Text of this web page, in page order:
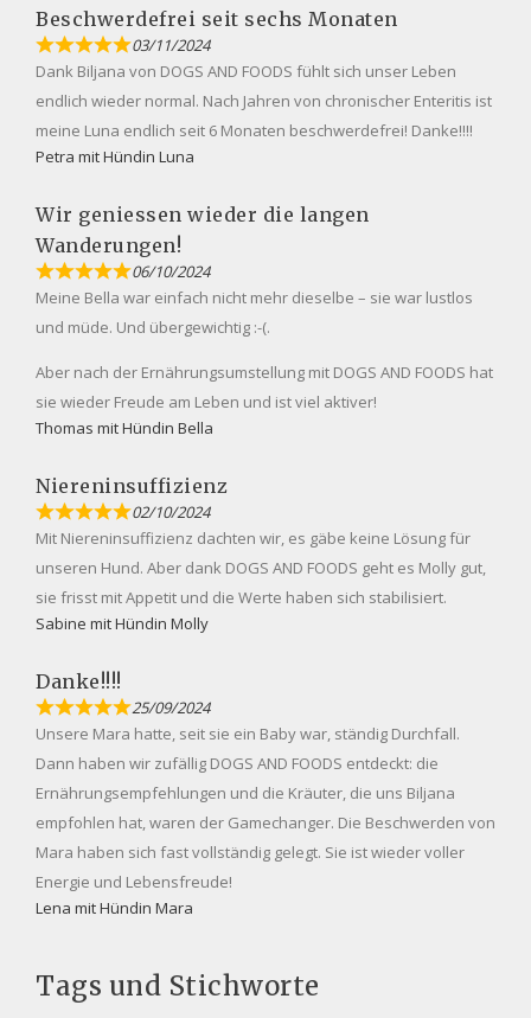
Beschwerdefrei seit sechs Monaten
03/11/2024
Dank Biljana von DOGS AND FOODS fühlt sich unser Leben
endlich wieder normal. Nach Jahren von chronischer Enteritis ist
meine Luna endlich seit 6 Monaten beschwerdefrei! Danke!!!!
Petra mit Hündin Luna
Wir geniessen wieder die langen
Wanderungen!
06/10/2024
Meine Bella war einfach nicht mehr dieselbe – sie war lustlos
und müde. Und übergewichtig :-(.
Aber nach der Ernährungsumstellung mit DOGS AND FOODS hat
sie wieder Freude am Leben und ist viel aktiver!
Thomas mit Hündin Bella
Niereninsuffizienz
02/10/2024
Mit Niereninsuffizienz dachten wir, es gäbe keine Lösung für
unseren Hund. Aber dank DOGS AND FOODS geht es Molly gut,
sie frisst mit Appetit und die Werte haben sich stabilisiert.
Sabine mit Hündin Molly
Danke!!!!
25/09/2024
Unsere Mara hatte, seit sie ein Baby war, ständig Durchfall.
Dann haben wir zufällig DOGS AND FOODS entdeckt: die
Ernährungsempfehlungen und die Kräuter, die uns Biljana
empfohlen hat, waren der Gamechanger. Die Beschwerden von
Mara haben sich fast vollständig gelegt. Sie ist wieder voller
Energie und Lebensfreude!
Lena mit Hündin Mara
Tags und Stichworte